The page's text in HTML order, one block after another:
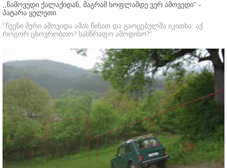
,,წამოვედი ქალაქიდან, მაგრამ სოფლამდე ვერ ამოვედი'' -
პატარა ყელეთი
"ჩვენი მერი ამოვიდა ამას წინათ და გაოცებულმა იკითხა: აქ
როგორ ცხოვრობთო? სასწრაფო ამოდისო?"